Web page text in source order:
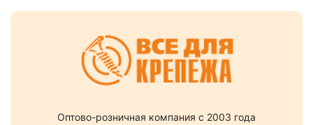
Оптово-розничная компания c 2003 года